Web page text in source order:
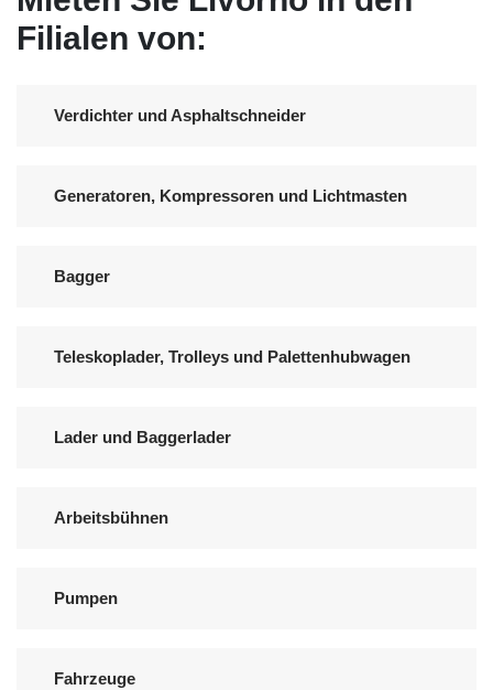
Filialen von:
Verdichter und Asphaltschneider
Generatoren, Kompressoren und Lichtmasten
Bagger
Teleskoplader, Trolleys und Palettenhubwagen
Lader und Baggerlader
Arbeitsbühnen
Pumpen
Fahrzeuge